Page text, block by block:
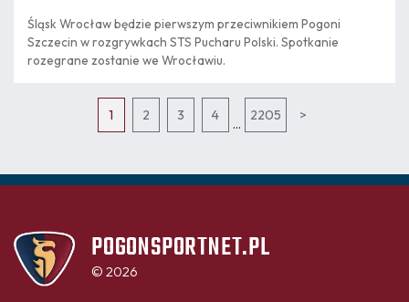
Śląsk Wrocław będzie pierwszym przeciwnikiem Pogoni
Szczecin w rozgrywkach STS Pucharu Polski. Spotkanie
rozegrane zostanie we Wrocławiu.
1 2 3 4
...
2205 >
POGONSPORTNET.PL
© 2026